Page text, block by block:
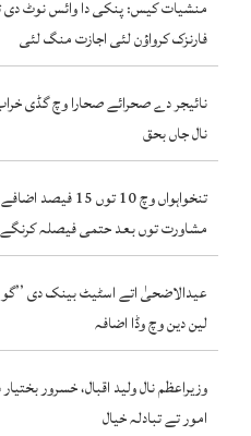
منشیات کیس: پنکی دا وائس نوٹ دی
فارنزک کرواؤن لئی اجازت منگ لئی
نال جاں بحق
تنخواہواں وچ 10
مشاورت توں بعد حتمی فیصلہ کرنگے
عیدالاضحیٰ اتے اسٹیٹ بینک دی
لین دین وچ وڈا اضافہ
وزیراعظم نال ولید اقبال، خسرور
امور تے تبادلہ خیال